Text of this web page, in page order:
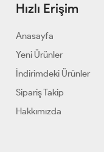
Hızlı Erişim
Anasayfa
Yeni Ürünler
İndirimdeki Ürünler
Sipariş Takip
Hakkımızda